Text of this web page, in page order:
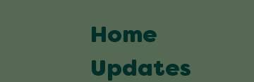
Home
Updates